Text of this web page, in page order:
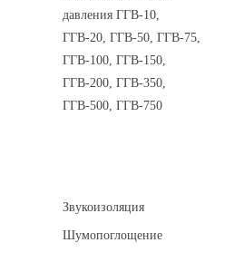
давления ГГВ-10,
ГГВ-20, ГГВ-50, ГГВ-75,
ГГВ-100, ГГВ-150,
ГГВ-200, ГГВ-350,
ГГВ-500, ГГВ-750
Звукоизоляция
Шумопоглощение